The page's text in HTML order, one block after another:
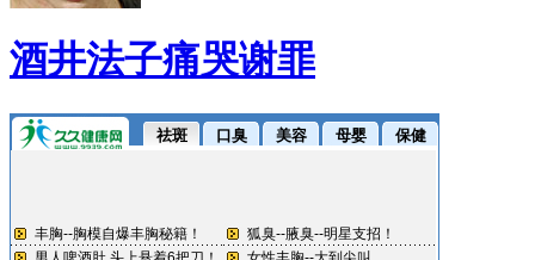
酒井法子痛哭谢罪